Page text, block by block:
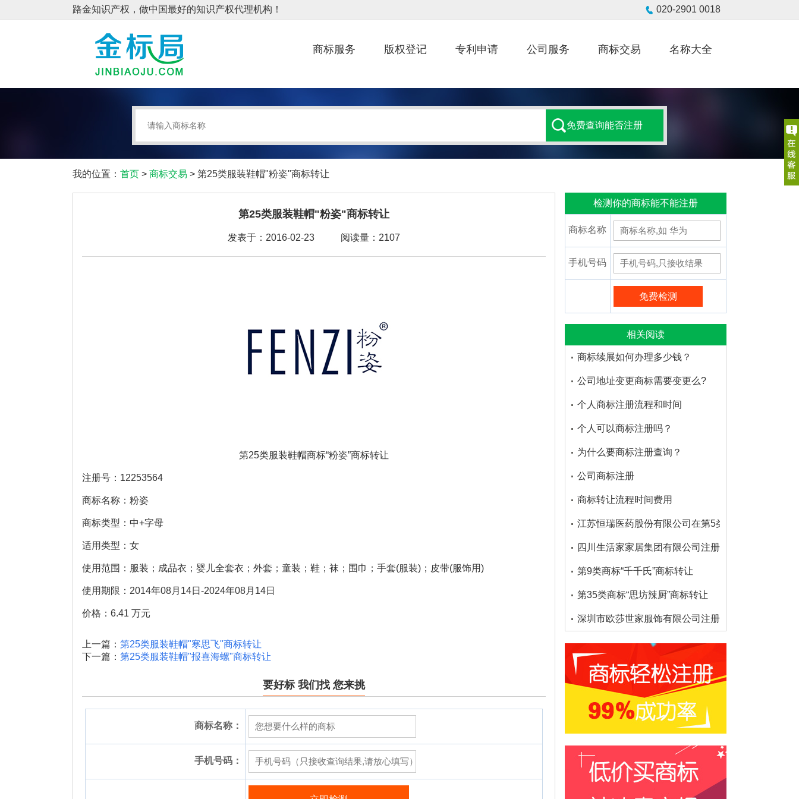
名称大全
商标交易
公司服务
专利申请
版权登记
商标服务
我的位置： 首页 > 商标交易 > 第25类服装鞋帽"粉姿"商标转让
第25类服装鞋帽"粉姿"商标转让
发表于：2016-02-23 阅读量：2107
第25类服装鞋帽商标“粉姿”商标转让
注册号：12253564
商标名称：粉姿
商标类型：中+字母
适用类型：女
使用范围：服装；成品衣；婴儿全套衣；外套；童装；鞋；袜；围巾；手套(服装)；皮带(服饰用)
使用期限：2014年08月14日-2024年08月14日
价格：6.41 万元
上一篇： 第25类服装鞋帽"寒思飞"商标转让
下一篇： 第25类服装鞋帽"报喜海螺"商标转让
要好标 我们找 您来挑
商标名称：
手机号码：
检测你的商标能不能注册
商标名称
手机号码
相关阅读
商标续展如何办理多少钱？
公司地址变更商标需要变更么?
个人商标注册流程和时间
个人可以商标注册吗？
为什么要商标注册查询？
公司商标注册
商标转让流程时间费用
江苏恒瑞医药股份有限公司在第5类医药品注册的商
四川生活家家居集团有限公司注册了多少个大沫商标
第9类商标“千千氏”商标转让
第35类商标“思坊辣厨”商标转让
深圳市欧莎世家服饰有限公司注册了多少个欧莎家